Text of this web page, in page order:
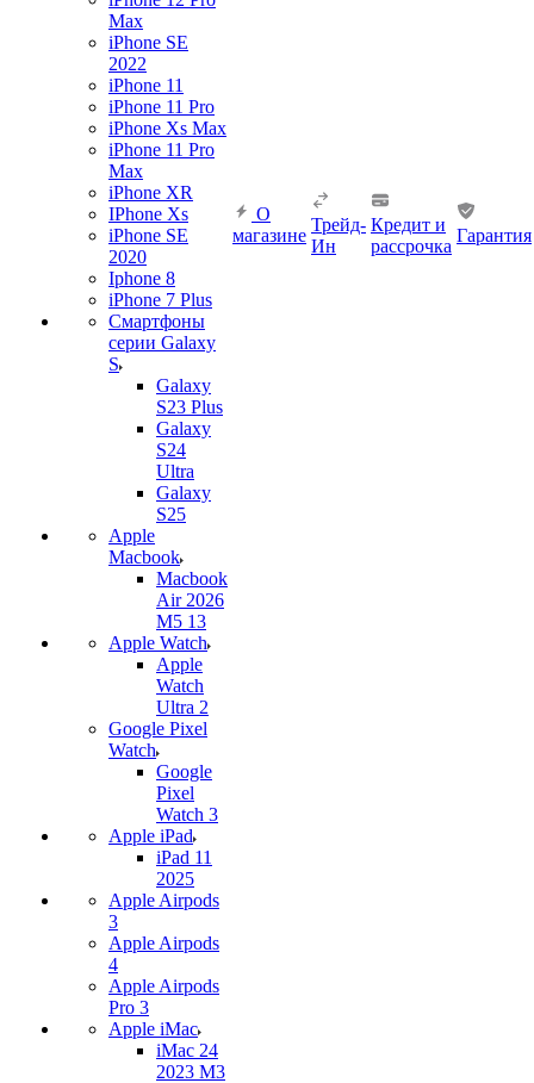
Max
iPhone SE
2022
iPhone 11
iPhone 11 Pro
iPhone Xs Max
iPhone 11 Pro
Max
iPhone XR
IPhone Xs
iPhone SE
2020
Iphone 8
iPhone 7 Plus
Смартфоны
серии Galaxy
S
Galaxy
S23 Plus
Galaxy
S24
Ultra
Galaxy
S25
Apple
Macbook
Macbook
Air 2026
M5 13
Apple Watch
Apple
Watch
Ultra 2
Google Pixel
Watch
Google
Pixel
Watch 3
Apple iPad
iPad 11
2025
Apple Airpods
3
Apple Airpods
4
Apple Airpods
Pro 3
Apple iMac
iMac 24
2023 M3
О
магазине
Трейд-
Ин
Кредит и
рассрочка
Гарантия